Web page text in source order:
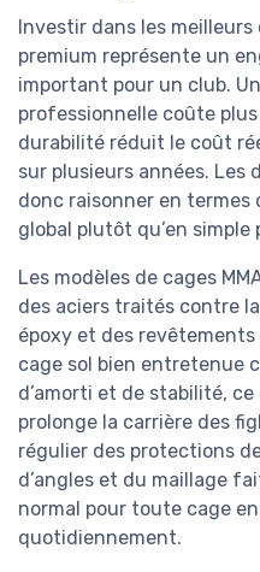
Investir dans les
premium représente un
important pour un club.
professionnelle coûte plus
durabilité réduit le coût
sur plusieurs années.
donc raisonner en
global plutôt qu’en simple
Les modèles de cages
des aciers traités contre
époxy et des revêtements
cage sol bien entretenue
d’amorti et de stabilité,
prolonge la carrière des
régulier des protections
d’angles et du maillage
normal pour toute cage
quotidiennement.